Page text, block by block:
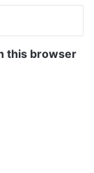
this browser